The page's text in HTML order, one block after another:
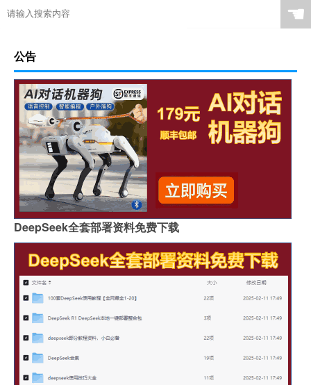
☚
公告
DeepSeek全套部署资料免费下载